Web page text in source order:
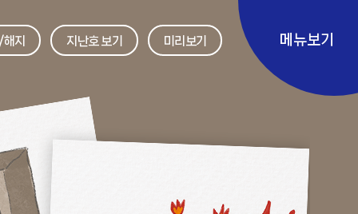
지 지난호 보기 미리보기 메뉴보기
스